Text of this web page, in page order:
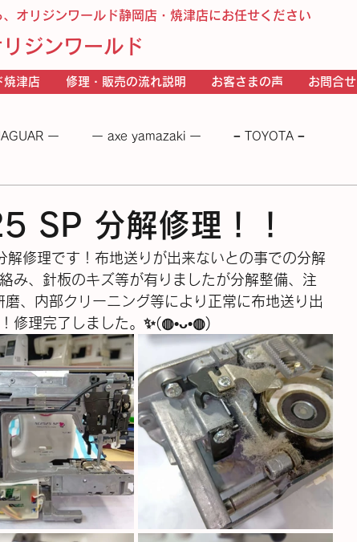
オリジンワールド静岡店・焼津店にお任せください
リジンワールド
焼津店 修理・販売の流れ説明 お客さまの声 お問合せ
ー ー axe yamazaki ー − TOYOTA −
SP 分解修理！！
修理です！布地送りが出来ないとの事での分解
み、針板のキズ等が有りましたが分解整備、注
、内部クリーニング等により正常に布地送り出
修理完了しました。✨(⁠◍⁠•⁠ᴗ⁠•⁠◍⁠)